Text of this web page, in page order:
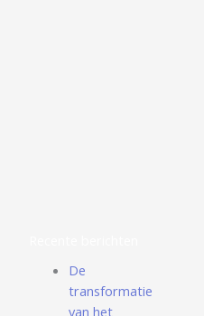
De
transformatie
van het